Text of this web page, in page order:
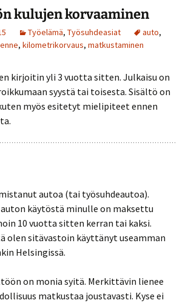
kulujen korvaaminen
Työelämä, Työsuhdeasiat auto,
, kilometrikorvaus, matkustaminen
kirjoitin yli 3 vuotta sitten. Julkaisu on
syystä tai toisesta. Sisältö on
myös esitetyt mielipiteet ennen
autoa (tai työsuhdeautoa).
käytöstä minulle on maksettu
10 vuotta sitten kerran tai kaksi.
olen sitävastoin käyttänyt useamman
Helsingissä.
on monia syitä. Merkittävin lienee
matkustaa joustavasti. Kyse ei